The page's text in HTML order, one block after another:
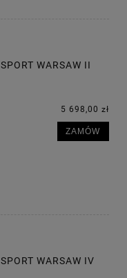
WARSAW II
5 698,00 zł
ZAMÓW
WARSAW IV